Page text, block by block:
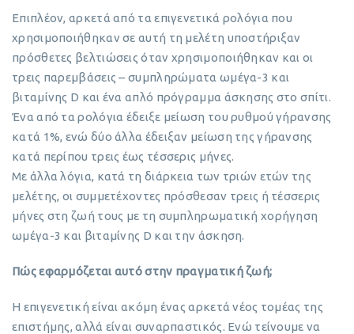
Επιπλέον, αρκετά από τα επιγενετικά ρολόγια που
χρησιμοποιήθηκαν σε αυτή τη μελέτη υποστήριξαν
πρόσθετες βελτιώσεις όταν χρησιμοποιήθηκαν και οι
τρεις παρεμβάσεις – συμπληρώματα ωμέγα-3 και
βιταμίνης D και ένα απλό πρόγραμμα άσκησης στο σπίτι.
Ένα από τα ρολόγια έδειξε μείωση του ρυθμού γήρανσης
κατά 1%, ενώ δύο άλλα έδειξαν μείωση της γήρανσης
κατά περίπου τρεις έως τέσσερις μήνες.
Με άλλα λόγια, κατά τη διάρκεια των τριών ετών της
μελέτης, οι συμμετέχοντες πρόσθεσαν τρεις ή τέσσερις
μήνες στη ζωή τους με τη συμπληρωματική χορήγηση
ωμέγα-3 και βιταμίνης D και την άσκηση.
Πώς εφαρμόζεται αυτό στην πραγματική ζωή;
Η επιγενετική είναι ακόμη ένας αρκετά νέος τομέας της
επιστήμης, αλλά είναι συναρπαστικός. Ενώ τείνουμε να